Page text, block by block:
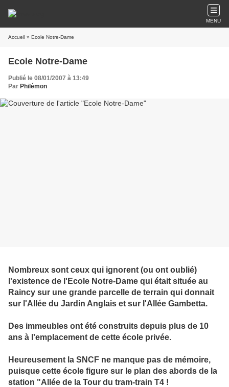
MENU
Accueil » Ecole Notre-Dame
Ecole Notre-Dame
Publié le 08/01/2007 à 13:49
Par Philémon
Nombreux sont ceux qui ignorent (ou ont oublié)
l'existence de l'Ecole Notre-Dame qui était située au
Raincy sur une grande parcelle de terrain qui donnait
sur l'Allée du Jardin Anglais et sur l'Allée Gambetta.
Des immeubles ont été construits depuis plus de 10
ans à l'emplacement de cette école privée.
Heureusement la SNCF ne manque pas de mémoire,
puisque cette école figure sur le plan des abords de la
station "Allée de la Tour du tram-train T4 !